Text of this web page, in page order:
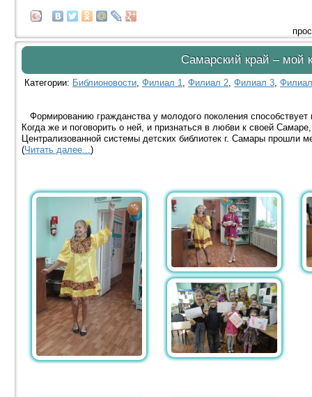
Самарский край – мой
Категории: Библионовости,Филиал 1,Филиал 2,Филиал 3,
Формированию гражданства у молодого поколения способствует
Когда же и поговорить о ней, и признаться в любви к своей
Централизованной системы детских библиотек г. Самары прошли
(Читать далее...)